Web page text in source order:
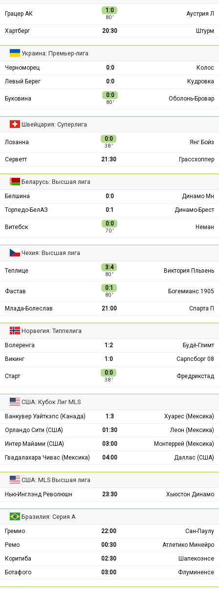
Грацер АК 1:0
80 ′
Аустрия Л
Хартберг 20:30 Штурм
Украина: Премьер-лига
Черноморец 0:0
Колос
Левый Берег
0:0 Кудровка
Буковина 0:0
80 ′
Оболонь-Бровар
Швейцария: Суперлига
Лозанна 0:0
38 ′
Янг Бойз
Серветт 21:30 Грассхоппер
Беларусь: Высшая лига
Белшина 0:0
Динамо Мн
Торпедо-БелАЗ
0:1 Динамо-Брест
Витебск 0:0
70 ′
Неман
Чехия: Высшая лига
Теплице 3:4
80 ′
Виктория Пльзень
Фастав 0:1
80 ′
Богемианс 1905
Млада-Болеслав 21:00 Спарта П
Норвегия: Типпелига
Волеренга 1:2
Будё-Глимт
Викинг
1:0 Сарпсборг 08
Старт 0:0
38 ′
Фредрикстад
США: Кубок Лиг MLS
Ванкувер Уайткэпс (Канада) 1:3
Хуарес (Мексика)
Орландо Сити (США)
01:30
Леон (Мексика)
Интер Майами (США)
03:00
Монтеррей (Мексика)
Гвадалахара Чивас (Мексика)
04:00 Даллас (США)
США: MLS Высшая лига
Нью-Инглэнд Революшн 23:30 Хьюстон Динамо
Бразилия: Серия А
Гремио 22:00
Сан-Паулу
Ремо
00:30
Атлетико Минейро
Коритиба
02:30
Шапекоэнсе
Ботафого
03:00 Флуминенсе